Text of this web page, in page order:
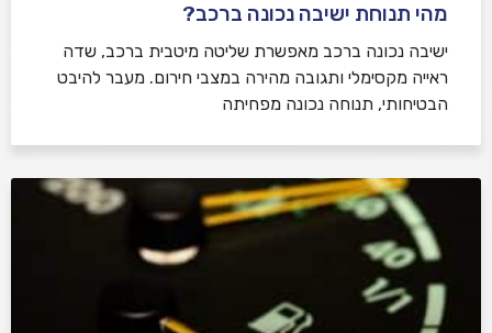
מהי תנוחת ישיבה נכונה ברכב?
ישיבה נכונה ברכב מאפשרת שליטה מיטבית ברכב, שדה
ראייה מקסימלי ותגובה מהירה במצבי חירום. מעבר להיבט
הבטיחותי, תנוחה נכונה מפחיתה